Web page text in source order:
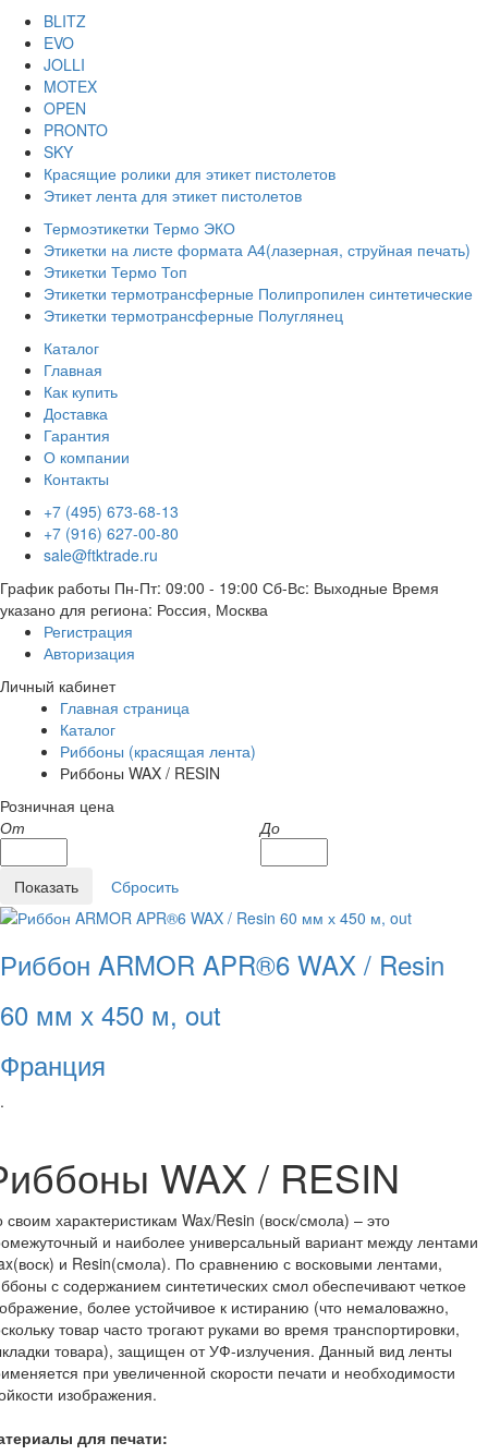
BLITZ
EVO
JOLLI
MOTEX
OPEN
PRONTO
SKY
Красящие ролики для этикет пистолетов
Этикет лента для этикет пистолетов
Термоэтикетки Термо ЭКО
Этикетки на листе формата А4(лазерная, струйная печать)
Этикетки Термо Топ
Этикетки термотрансферные Полипропилен синтетические
Этикетки термотрансферные Полуглянец
Каталог
Главная
Как купить
Доставка
Гарантия
О компании
Контакты
+7 (495) 673-68-13
+7 (916) 627-00-80
sale@ftktrade.ru
График работы Пн-Пт: 09:00 - 19:00 Сб-Вс: Выходные Время
указано для региона: Россия, Москва
Регистрация
Авторизация
Личный кабинет
Главная страница
Каталог
Риббоны (красящая лента)
Риббоны WAX / RESIN
Розничная цена
От
До
Риббон ARMOR APR®6 WAX / Resin
60 мм х 450 м, out
Франция
.
WAX / RESIN
своим характеристикам Wax/Resin (воск/смола) – это
и наиболее универсальный вариант между лентами
и Resin(смола). По сравнению с восковыми лентами,
с содержанием синтетических смол обеспечивают четкое
более устойчивое к истиранию (что немаловажно,
товар часто трогают руками во время транспортировки,
товара), защищен от УФ-излучения. Данный вид ленты
при увеличенной скорости печати и необходимости
изображения.
для печати: